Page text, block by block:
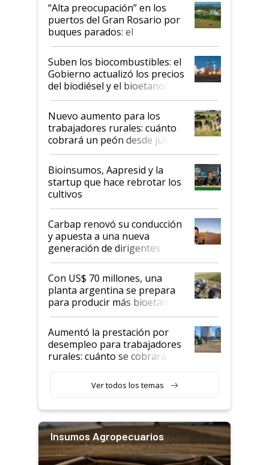
“Alta preocupación” en los
puertos del Gran Rosario por
buques parados: el
funcionamiento de las
exportadoras en tensión tras
la medida de fuerza de los
prácticos
Suben los biocombustibles: el
Gobierno actualizó los precios
del biodiésel y el bioetanol
Nuevo aumento para los
trabajadores rurales: cuánto
cobrará un peón desde julio
Bioinsumos, Aapresid y la
startup que hace rebrotar los
cultivos
Carbap renovó su conducción
y apuesta a una nueva
generación de dirigentes
rurales
Con US$ 70 millones, una
planta argentina se prepara
para producir más bioetanol
que nunca
Aumentó la prestación por
desempleo para trabajadores
rurales: cuánto se cobrará
Ver todos los temas
Insumos Agropecuarios